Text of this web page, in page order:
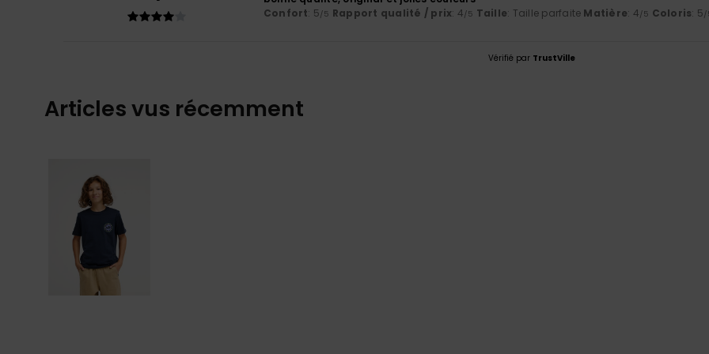
Confort: 5/5 Rapport qualité / prix: 4/5 Taille: Taille parfaite Matière: 4/5 Coloris: 5/
Vérifié par TrustVille
Articles vus récemment